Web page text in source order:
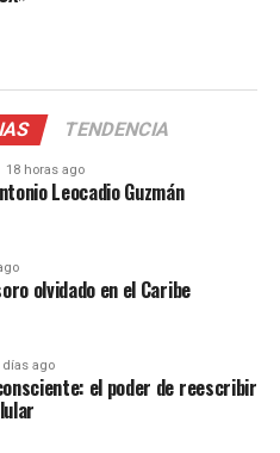
TENDENCIA
18 horas ago
Leocadio Guzmán
olvidado en el Caribe
días ago
el poder de reescribir